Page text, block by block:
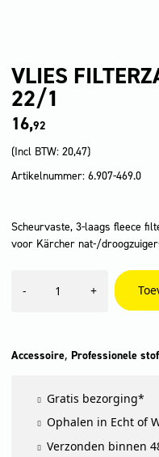
VLIES
22/1
16,92
(Incl BTW: 20,47)
Artikelnummer: 6.907-469.0
Scheurvaste, 3-laags fleece
voor Kärcher nat-/
-
filterzakken,
NT
+
Accessoire, Professionele
Gratis bezorging*
Ophalen in Echt of
Verzonden binnen